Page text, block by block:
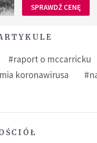
SPRAWDŹ CENĘ
#raport o mccarricku
koronawirusa